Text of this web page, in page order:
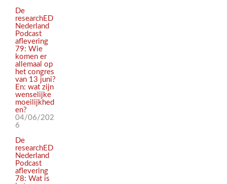
De
researchED
Nederland
Podcast
aflevering
79: Wie
komen er
allemaal op
het congres
van 13 juni?
En: wat zijn
wenselijke
moeilijkhed
en?
04/06/202
6
De
researchED
Nederland
Podcast
aflevering
78: Wat is